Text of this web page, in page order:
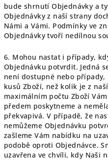
bude shrnutí Objednávky a
Objednávky z naší strany
Námi a Vámi. Podmínky ve
Objednávky tvoří nedílnou
6. Mohou nastat i případy,
Objednávku potvrdit. Jedná
není dostupné nebo
kusů Zboží, než kolik je z
maximálním počtu Zboží
předem poskytneme a
překvapivá. V případě, že
nemůžeme Objednávku
zašleme Vám nabídku na
podobě oproti Objednávce.
uzavřena ve chvíli, kdy Naši